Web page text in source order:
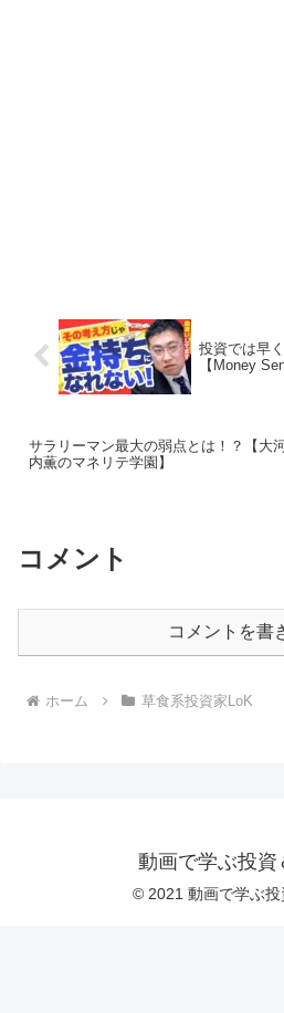
投資では早
【Money
サラリーマン最大の弱点とは！？【大
内薫のマネリテ学園】
コメント
コメントを書
ホーム 草食系投資家LoK
動画で学ぶ投資
© 2021 動画で学ぶ投